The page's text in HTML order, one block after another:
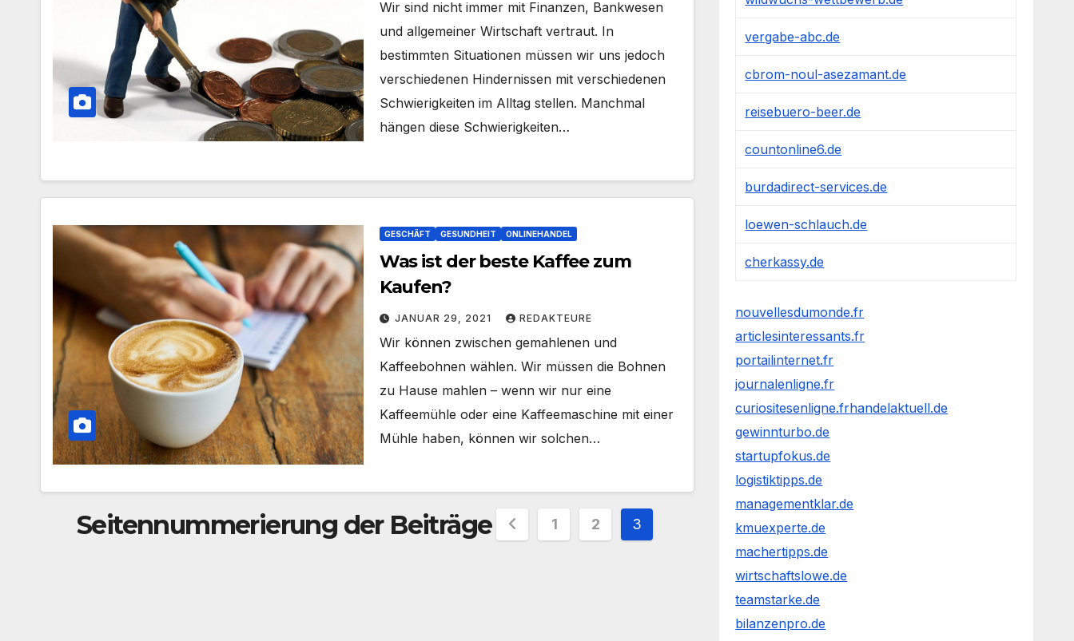
Wir sind nicht immer mit Finanzen, Bankwesen
und allgemeiner Wirtschaft vertraut. In
bestimmten Situationen müssen wir uns jedoch
verschiedenen Hindernissen mit verschiedenen
Schwierigkeiten im Alltag stellen. Manchmal
hängen diese Schwierigkeiten…
GESCHÄFT GESUNDHEIT ONLINEHANDEL
Was ist der beste Kaffee zum
Kaufen?
JANUAR 29, 2021 REDAKTEURE
Wir können zwischen gemahlenen und
Kaffeebohnen wählen. Wir müssen die Bohnen
zu Hause mahlen – wenn wir nur eine
Kaffeemühle oder eine Kaffeemaschine mit einer
Mühle haben, können wir solchen…
Seitennummerierung der Beiträge 1 2 3
vergabe-abc.de
cbrom-noul-asezamant.de
reisebuero-beer.de
countonline6.de
burdadirect-services.de
loewen-schlauch.de
cherkassy.de
nouvellesdumonde.fr
articlesinteressants.fr
portailinternet.fr
journalenligne.fr
curiositesenligne.frhandelaktuell.de
gewinnturbo.de
startupfokus.de
logistiktipps.de
managementklar.de
kmuexperte.de
machertipps.de
wirtschaftslowe.de
teamstarke.de
bilanzenpro.de